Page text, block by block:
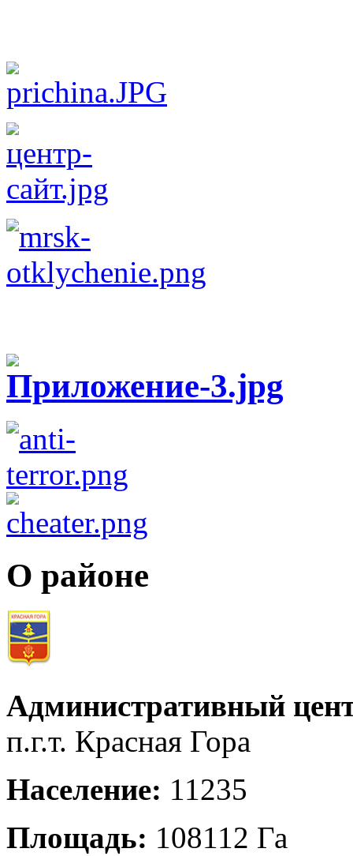
О районе
Административный
п.г.т. Красная Гора
Население: 11235
Площадь: 108112 Га